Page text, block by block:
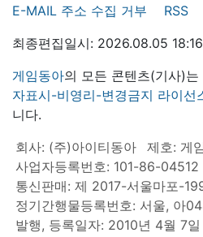
E-MAIL 주소 수집 거부
RSS
최종편집일시: 2026.08.05 18:16
게임동아의 모든 콘텐츠(기사)는
자표시-비영리-변경금지 라이선
니다.
회사: (주)아이티동아
제호: 게
사업자등록번호: 101-86-04512
통신판매: 제 2017-서울마포-
정기간행물등록번호: 서울, 아
발행, 등록일자: 2010년 4월 7일